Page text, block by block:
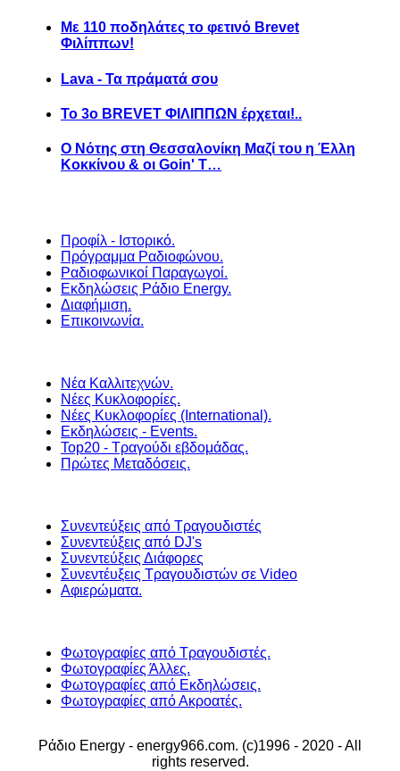
Με 110 ποδηλάτες το φετινό Brevet
Φιλίππων!
Lava - Τα πράματά σου
Το 3ο BREVET ΦΙΛΙΠΠΩΝ έρχεται!..
Ο Νότης στη Θεσσαλονίκη Μαζί του η Έλλη
Κοκκίνου & οι Goin' T…
Προφίλ - Ιστορικό.
Πρόγραμμα Ραδιοφώνου.
Ραδιοφωνικοί Παραγωγοί.
Εκδηλώσεις Ράδιο Energy.
Διαφήμιση.
Επικοινωνία.
Νέα Καλλιτεχνών.
Νέες Κυκλοφορίες.
Νέες Κυκλοφορίες (International).
Εκδηλώσεις - Events.
Top20 - Τραγούδι εβδομάδας.
Πρώτες Μεταδόσεις.
Συνεντεύξεις από Τραγουδιστές
Συνεντεύξεις από DJ's
Συνεντεύξεις Διάφορες
Συνεντέυξεις Τραγουδιστών σε Video
Αφιερώματα.
Φωτογραφίες από Τραγουδιστές.
Φωτογραφίες Άλλες.
Φωτογραφίες από Εκδηλώσεις.
Φωτογραφίες από Ακροατές.
Ράδιο Energy - energy966.com. (c)1996 - 2020 - All
rights reserved.